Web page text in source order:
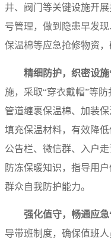
井、阀门等关键设施开
号管理，做到隐患早发
保温棉等应急抢修物资，
精细防护，织密设施
施，采取“穿衣戴帽”等
管道缠裹保温棉、加装
填充保温材料，有效降
公告栏、微信群、入户
防冻保暖知识，指导用
群众自我防护能力。
强化值守，畅通应急
导带班制度，确保值班